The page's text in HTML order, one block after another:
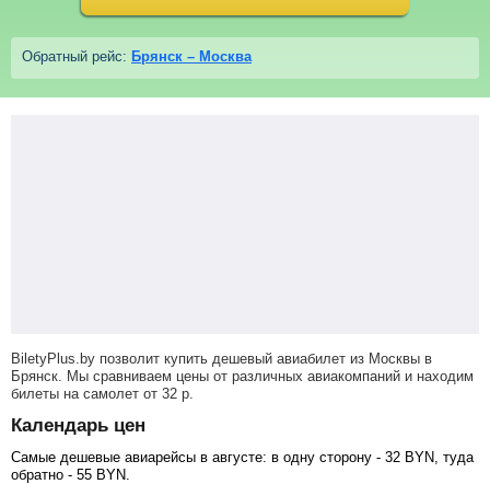
Обратный рейс: Брянск – Москва
BiletyPlus.by позволит купить дешевый авиабилет из Москвы в
Брянск. Мы сравниваем цены от различных авиакомпаний и находим
билеты на самолет от 32 р
Календарь цен
Самые дешевые авиарейсы в августе: в одну сторону - 32 BYN , туда
обратно - 55 BYN